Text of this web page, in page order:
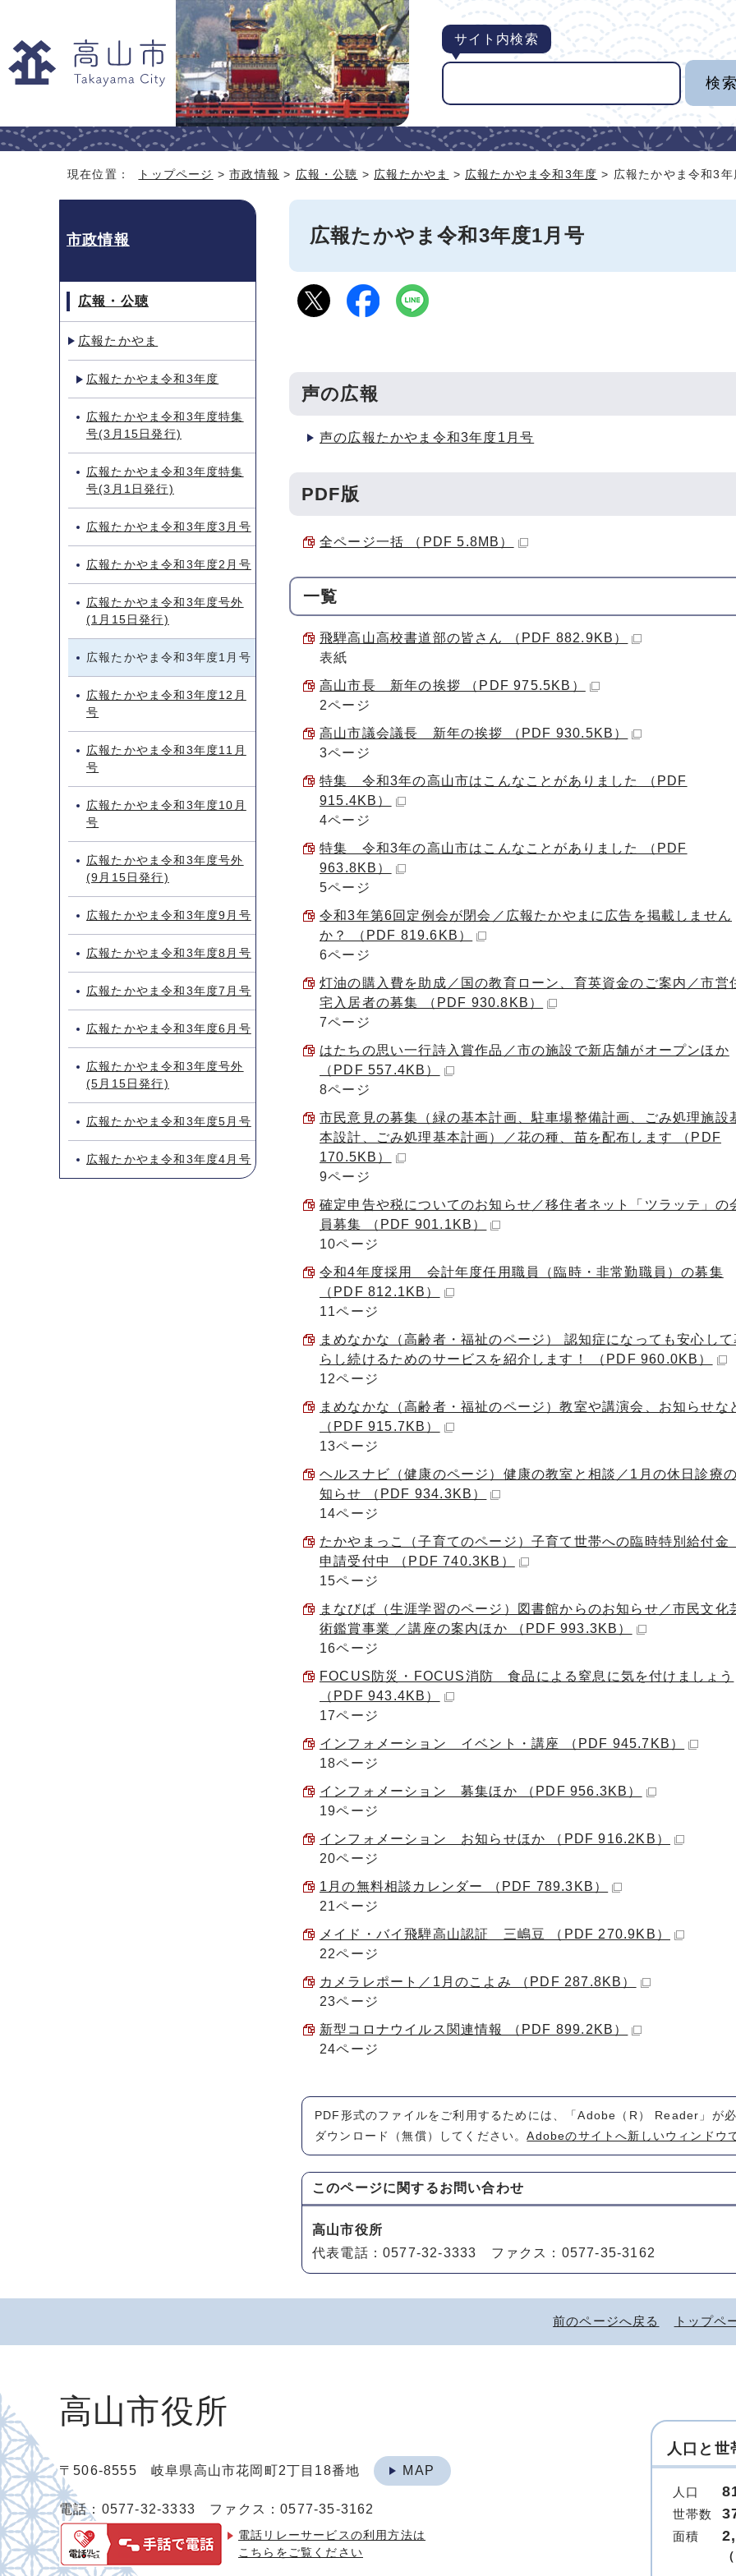
サイト内検索
現在位置： トップページ >市政情報 > 広報・公聴 > 広報たかやま > 広報たかやま令和3年度 > 広報たかやま令和3年
広報たかやま令和3年度1月号
声の広報
声の広報たかやま令和3年度1月号
PDF版
全ページ一括 （PDF 5.8MB）
一覧
飛騨高山高校書道部の皆さん （PDF 882.9KB）
表紙
高山市長 新年の挨拶 （PDF 975.5KB）
2ページ
高山市議会議長 新年の挨拶 （PDF 930.5KB）
3ページ
特集 令和3年の高山市はこんなことがありました （PDF
915.4KB）
4ページ
特集 令和3年の高山市はこんなことがありました （PDF
963.8KB）
5ページ
令和3年第6回定例会が閉会／広報たかやまに広告を掲載しません
か？ （PDF 819.6KB）
6ページ
灯油の購入費を助成／国の教育ローン、育英資金のご案内／市営
宅入居者の募集 （PDF 930.8KB）
7ページ
はたちの思い一行詩入賞作品／市の施設で新店舗がオープンほか
（PDF 557.4KB）
8ページ
市民意見の募集（緑の基本計画、駐車場整備計画、ごみ処理施設
本設計、ごみ処理基本計画）／花の種、苗を配布します （PDF
170.5KB）
9ページ
確定申告や税についてのお知らせ／移住者ネット「ツラッテ」の
員募集 （PDF 901.1KB）
10ページ
令和4年度採用 会計年度任用職員（臨時・非常勤職員）の募集
（PDF 812.1KB）
11ページ
まめなかな（高齢者・福祉のページ） 認知症になっても安心して
らし続けるためのサービスを紹介します！ （PDF 960.0KB）
12ページ
まめなかな（高齢者・福祉のページ）教室や講演会、お知らせな
（PDF 915.7KB）
13ページ
ヘルスナビ（健康のページ）健康の教室と相談／1月の休日診療
知らせ （PDF 934.3KB）
14ページ
たかやまっこ（子育てのページ）子育て世帯への臨時特別給付金
申請受付中 （PDF 740.3KB）
15ページ
まなびば（生涯学習のページ）図書館からのお知らせ／市民文化
術鑑賞事業 ／講座の案内ほか （PDF 993.3KB）
16ページ
FOCUS防災・FOCUS消防 食品による窒息に気を付けましょう
（PDF 943.4KB）
17ページ
インフォメーション イベント・講座 （PDF 945.7KB）
18ページ
インフォメーション 募集ほか （PDF 956.3KB）
19ページ
インフォメーション お知らせほか （PDF 916.2KB）
20ページ
1月の無料相談カレンダー （PDF 789.3KB）
21ページ
メイド・バイ飛騨高山認証 三嶋豆 （PDF 270.9KB）
22ページ
カメラレポート／1月のこよみ （PDF 287.8KB）
23ページ
新型コロナウイルス関連情報 （PDF 899.2KB）
24ページ
PDF形式のファイルをご利用するためには、「Adobe（R） Reader」が
ダウンロード（無償）してください。Adobeのサイトへ新しいウィンドウ
このページに関するお問い合わせ
高山市役所
代表電話：0577-32-3333 ファクス：0577-35-3162
市政情報
広報・公聴
広報たかやま
広報たかやま令和3年度
広報たかやま令和3年度特集
号(3月15日発行)
広報たかやま令和3年度特集
号(3月1日発行)
広報たかやま令和3年度3月号
広報たかやま令和3年度2月号
広報たかやま令和3年度号外
(1月15日発行)
広報たかやま令和3年度1月号
広報たかやま令和3年度12月
号
広報たかやま令和3年度11月
号
広報たかやま令和3年度10月
号
広報たかやま令和3年度号外
(9月15日発行)
広報たかやま令和3年度9月号
広報たかやま令和3年度8月号
広報たかやま令和3年度7月号
広報たかやま令和3年度6月号
広報たかやま令和3年度号外
(5月15日発行)
広報たかやま令和3年度5月号
広報たかやま令和3年度4月号
前のページへ戻る トップペ
高山市役所
〒506-8555 岐阜県高山市花岡町2丁目18番地 MAP
電話：0577-32-3333 ファクス：0577-35-3162
電話リレーサービスの利用方法は
こちらをご覧ください
人口と世
人口
世帯数
面積